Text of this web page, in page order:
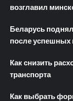
возглавил
Беларусь
после успешных
Как снизить
транспорта
Как выбрать